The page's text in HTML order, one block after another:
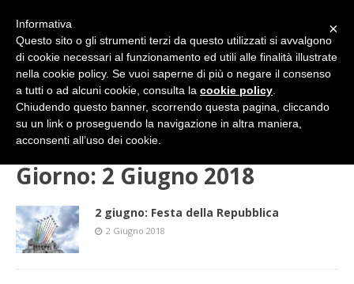
2018 GIUGNO
Giorno: 2 Giugno 2018
2 giugno: Festa della Repubblica
2 Giugno 2018
×
Informativa
Questo sito o gli strumenti terzi da questo utilizzati si avvalgono
di cookie necessari al funzionamento ed utili alle finalità illustrate
nella cookie policy. Se vuoi saperne di più o negare il consenso
a tutti o ad alcuni cookie, consulta la cookie policy
Chiudendo questo banner, scorrendo questa pagina, cliccando
su un link o proseguendo la navigazione in altra maniera,
acconsenti all’uso dei cookie.